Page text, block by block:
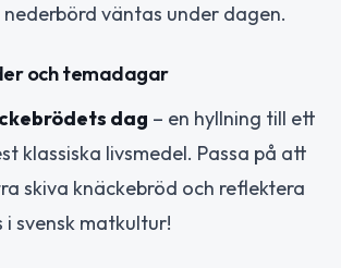
väntas under dagen.
och temadagar
dag – en hyllning till ett
klassiska livsmedel. Passa på att
skiva knäckebröd och reflektera
i svensk matkultur!